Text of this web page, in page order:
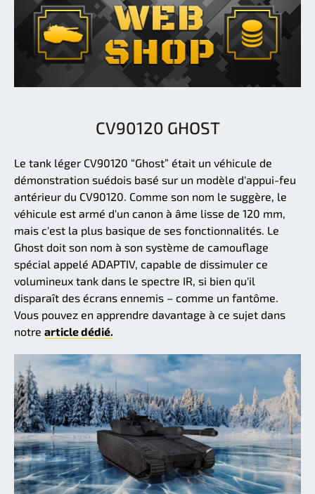
CV90120 GHOST
Le tank léger CV90120 “Ghost” était un véhicule de
démonstration suédois basé sur un modèle d'appui-feu
antérieur du CV90120. Comme son nom le suggère, le
véhicule est armé d'un canon à âme lisse de 120 mm,
mais c'est la plus basique de ses fonctionnalités. Le
Ghost doit son nom à son système de camouflage
spécial appelé ADAPTIV, capable de dissimuler ce
volumineux tank dans le spectre IR, si bien qu'il
disparaît des écrans ennemis – comme un fantôme.
Vous pouvez en apprendre davantage à ce sujet dans
notre article dédié.